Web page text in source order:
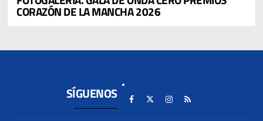
CORAZÓN DE LA MANCHA 2026
SÍGUENOS